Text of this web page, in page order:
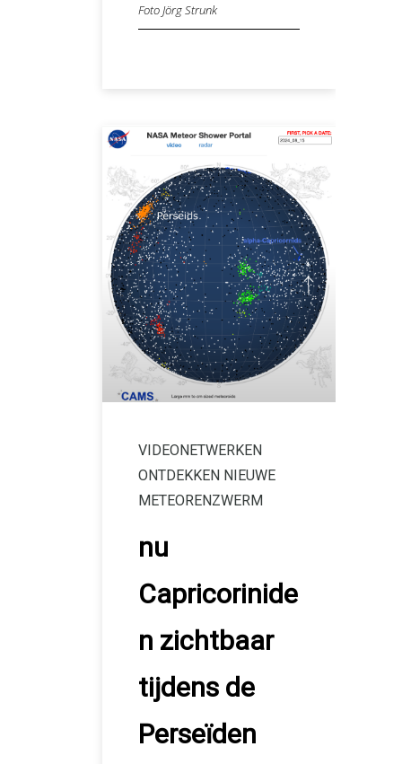
Foto Jörg Strunk
VIDEONETWERKEN
ONTDEKKEN NIEUWE
METEORENZWERM
nu
Capricorinide
n zichtbaar
tijdens de
Perseïden